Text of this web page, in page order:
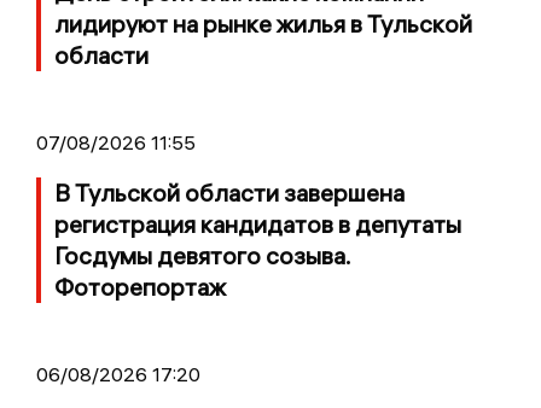
лидируют на рынке жилья в Тульской
области
07/08/2026 11:55
В Тульской области завершена
регистрация кандидатов в депутаты
Госдумы девятого созыва.
Фоторепортаж
06/08/2026 17:20